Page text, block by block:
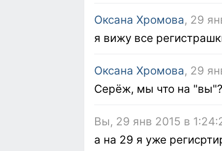
Оксана Хромова, 29
я вижу все
Оксана Хромова, 29
Серёж, мы что на
Вы, 29 янв 2015 в
а на 29 я уже